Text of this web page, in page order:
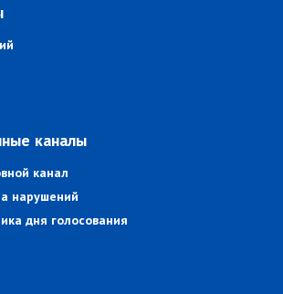
каналы
канал
нарушений
дня голосования